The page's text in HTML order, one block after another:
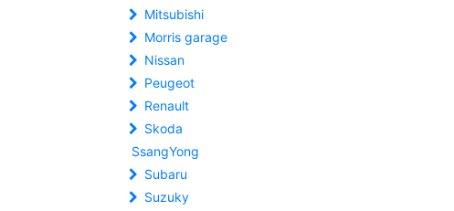
Mitsubishi
Morris garage
Nissan
Peugeot
Renault
Skoda
SsangYong
Subaru
Suzuky